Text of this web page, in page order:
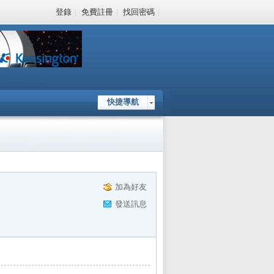
登錄 | 免費註冊 | 找回密碼 |
快捷導航
加為好友
發送訊息